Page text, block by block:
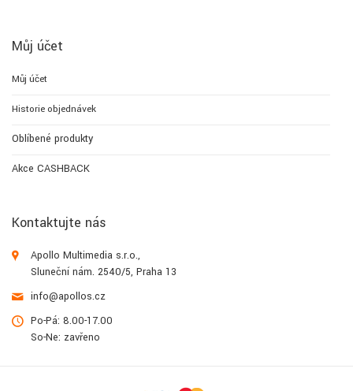
Můj účet
Můj účet
Historie objednávek
Oblíbené produkty
Akce CASHBACK
Kontaktujte nás
Apollo Multimedia s.r.o.,
Sluneční nám. 2540/5, Praha 13
info@apollos.cz
Po-Pá: 8.00-17.00
So-Ne: zavřeno